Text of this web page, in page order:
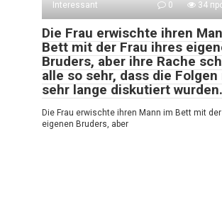
Interessant
0 34
Die Frau erwischte ihren
Bett mit der Frau ihres
Bruders, aber ihre Rache
alle so sehr, dass die Folgen
sehr lange diskutiert wurden.
Die Frau erwischte ihren Mann im Bett mit
eigenen Bruders, aber